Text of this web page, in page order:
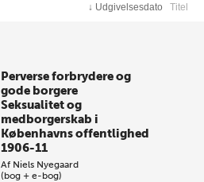
↓ Udgivelsesdato Titel
Perverse forbrydere og
gode borgere
Seksualitet og
medborgerskab i
Københavns offentlighed
1906-11
Af Niels Nyegaard
(bog + e-bog)